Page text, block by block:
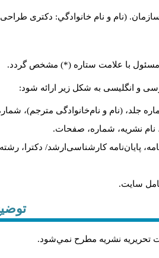
(نام و نام خانوادگي: دکتری
مسئول با علامت ستاره (*) مشخص گردد.
و انگلیسی به شکل زیر ارائه شود:
جلد، (نام و نام‌خانوادگی مترجم)،
نام نشریه، شماره، صفحات.
پایان‌نامه کارشناسی‌ارشد/ دکترا،
سایت.
تحريريه نشريه مطرح نمي‌شود.